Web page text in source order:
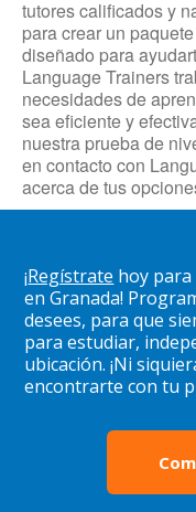
tutores calificados y
para crear un
diseñado para
Language Trainers
necesidades de
sea eficiente y
nuestra prueba de
en contacto con
acerca de tus
¡Regístrate hoy para
en Granada!
desees, para que
para estudiar,
ubicación. ¡Ni
encontrarte con tu